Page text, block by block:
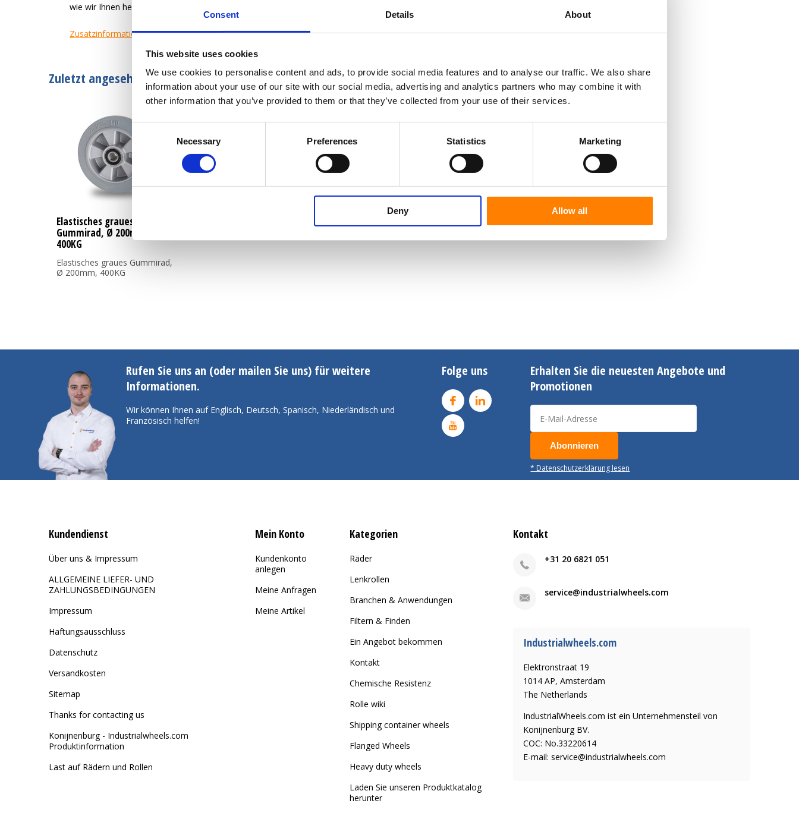
Consent Details About
This website uses cookies
We use cookies to personalise content and ads, to provide social media features and to analyse our traffic. We also share
information about your use of our site with our social media, advertising and analytics partners who may combine it with
other information that you’ve provided to them or that they’ve collected from your use of their services.
Necessary Preferences Statistics Marketing
Deny Allow all
wie wir Ihnen helfen können, ein zufriedener Kunde zu werden.
Zusatzinformation
Zuletzt angesehen
Elastisches graues
Gummirad, Ø 200mm,
400KG
Elastisches graues Gummirad,
Ø 200mm, 400KG
Rufen Sie uns an (oder mailen Sie uns) für weitere
Informationen.
Wir können Ihnen auf Englisch, Deutsch, Spanisch, Niederländisch und
Französisch helfen!
Folge uns
Erhalten Sie die neuesten Angebote und
Promotionen
Abonnieren
* Datenschutzerklärung lesen
Kundendienst
Über uns & Impressum
ALLGEMEINE LIEFER- UND
ZAHLUNGSBEDINGUNGEN
Impressum
Haftungsausschluss
Datenschutz
Versandkosten
Sitemap
Thanks for contacting us
Konijnenburg - Industrialwheels.com
Produktinformation
Last auf Rädern und Rollen
Mein Konto
Kundenkonto
anlegen
Meine Anfragen
Meine Artikel
Kategorien
Räder
Lenkrollen
Branchen & Anwendungen
Filtern & Finden
Ein Angebot bekommen
Kontakt
Chemische Resistenz
Rolle wiki
Shipping container wheels
Flanged Wheels
Heavy duty wheels
Laden Sie unseren Produktkatalog
herunter
Kontakt
+31 20 6821 051
service@industrialwheels.com
Industrialwheels.com
Elektronstraat 19
1014 AP, Amsterdam
The Netherlands
IndustrialWheels.com ist ein Unternehmensteil von
Konijnenburg BV.
COC: No.33220614
E-mail:service@industrialwheels.com